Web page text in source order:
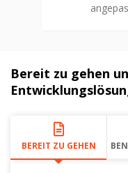
Bereit zu gehen
BEREIT ZU GEHEN